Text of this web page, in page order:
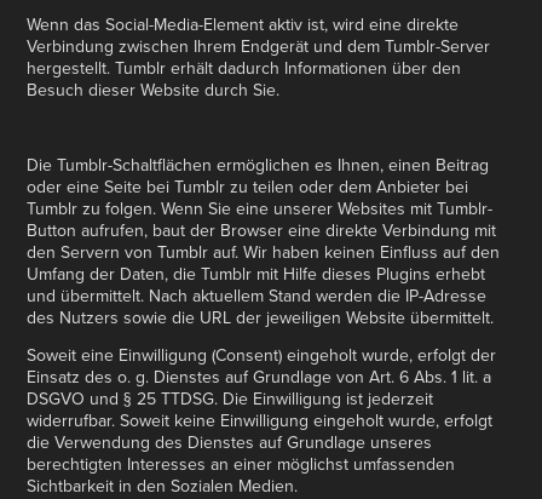
Wenn das Social-Media-Element aktiv ist, wird eine direkte
Verbindung zwischen Ihrem Endgerät und dem Tumblr-Server
hergestellt. Tumblr erhält dadurch Informationen über den
Besuch dieser Website durch Sie.
Die Tumblr-Schaltflächen ermöglichen es Ihnen, einen Beitrag
oder eine Seite bei Tumblr zu teilen oder dem Anbieter bei
Tumblr zu folgen. Wenn Sie eine unserer Websites mit Tumblr-
Button aufrufen, baut der Browser eine direkte Verbindung mit
den Servern von Tumblr auf. Wir haben keinen Einfluss auf den
Umfang der Daten, die Tumblr mit Hilfe dieses Plugins erhebt
und übermittelt. Nach aktuellem Stand werden die IP-Adresse
des Nutzers sowie die URL der jeweiligen Website übermittelt.
Soweit eine Einwilligung (Consent) eingeholt wurde, erfolgt der
Einsatz des o. g. Dienstes auf Grundlage von Art. 6 Abs. 1 lit. a
DSGVO und § 25 TTDSG. Die Einwilligung ist jederzeit
widerrufbar. Soweit keine Einwilligung eingeholt wurde, erfolgt
die Verwendung des Dienstes auf Grundlage unseres
berechtigten Interesses an einer möglichst umfassenden
Sichtbarkeit in den Sozialen Medien.